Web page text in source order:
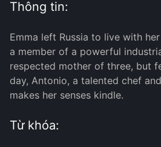
Thông tin:
Emma left Russia to live with
a member of a powerful
respected mother of three, but
day, Antonio, a talented chef
makes her senses kindle.
Từ khóa: